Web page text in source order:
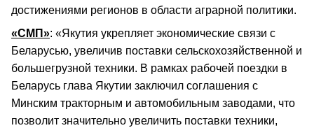
достижениями регионов в области аграрной политики.
«СМП»: «Якутия укрепляет экономические связи с
Беларусью, увеличив поставки сельскохозяйственной и
большегрузной техники. В рамках рабочей поездки в
Беларусь глава Якутии заключил соглашения с
Минским тракторным и автомобильным заводами, что
позволит значительно увеличить поставки техники,